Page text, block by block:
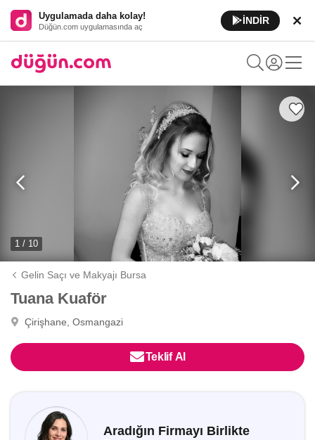
Uygulamada daha kolay!
Düğün.com uygulamasında aç
İNDİR
1 / 10
Gelin Saçı ve Makyajı Bursa
Tuana Kuaför
Çirişhane, Osmangazi
Teklif Al
Aradığın Firmayı Birlikte